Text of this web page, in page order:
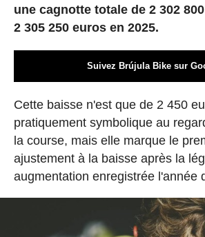
une cagnotte totale de 2 302
2 305 250 euros en 2025.
Suivez Brújula Bike sur
Cette baisse n'est que de 2 450
pratiquement symbolique au
la course, mais elle marque le
ajustement à la baisse après la
augmentation enregistrée l'année